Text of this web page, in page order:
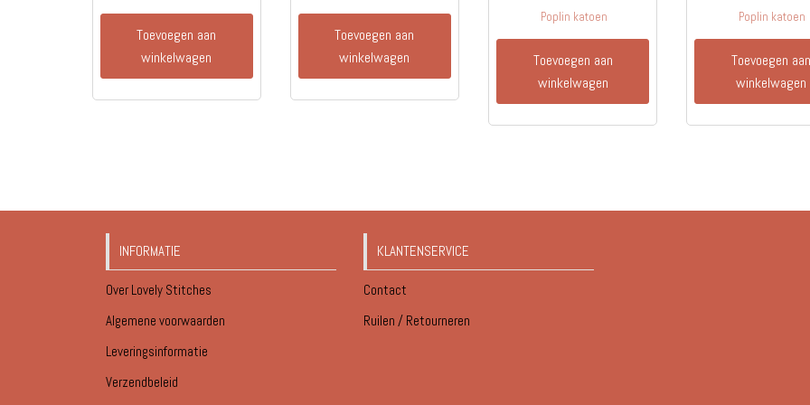
Toevoegen aan
winkelwagen
Toevoegen aan
winkelwagen
Poplin katoen
Toevoegen aan
winkelwagen
Poplin katoen
Toevoegen aan
winkelwagen
INFORMATIE
Over Lovely Stitches
Algemene voorwaarden
Leveringsinformatie
Verzendbeleid
KLANTENSERVICE
Contact
Ruilen / Retourneren